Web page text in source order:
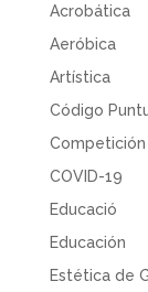
Acrobática
Aeróbica
Artística
Código
Competición
COVID-19
Educació
Educación
Estética de